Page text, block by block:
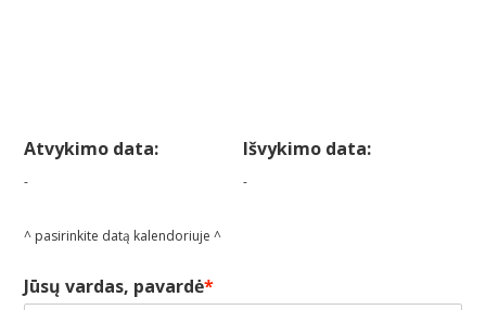
Atvykimo data:
-
Išvykimo data:
-
^ pasirinkite datą kalendoriuje ^
Jūsų vardas, pavardė*